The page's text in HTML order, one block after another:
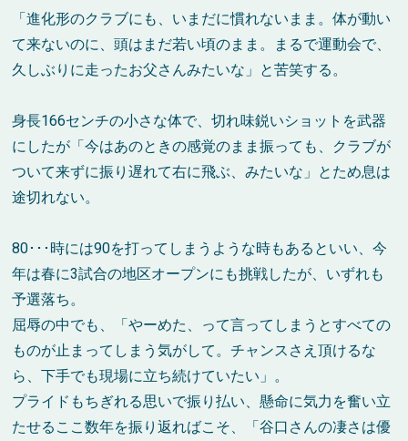
「進化形のクラブにも、いまだに慣れないまま。体が動い
て来ないのに、頭はまだ若い頃のまま。まるで運動会で、
久しぶりに走ったお父さんみたいな」と苦笑する。
身長166センチの小さな体で、切れ味鋭いショットを武器
にしたが「今はあのときの感覚のまま振っても、クラブが
ついて来ずに振り遅れて右に飛ぶ、みたいな」とため息は
途切れない。
80･･･時には90を打ってしまうような時もあるといい、今
年は春に3試合の地区オープンにも挑戦したが、いずれも
予選落ち。
屈辱の中でも、「やーめた、って言ってしまうとすべての
ものが止まってしまう気がして。チャンスさえ頂けるな
ら、下手でも現場に立ち続けていたい」。
プライドもちぎれる思いで振り払い、懸命に気力を奮い立
たせるここ数年を振り返ればこそ、「谷口さんの凄さは優